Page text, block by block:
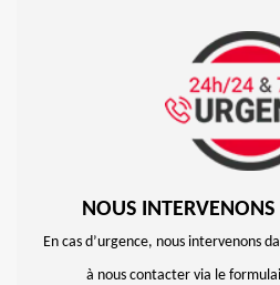
NOUS
En cas d’urgence, nous intervenons
à nous contacter via le